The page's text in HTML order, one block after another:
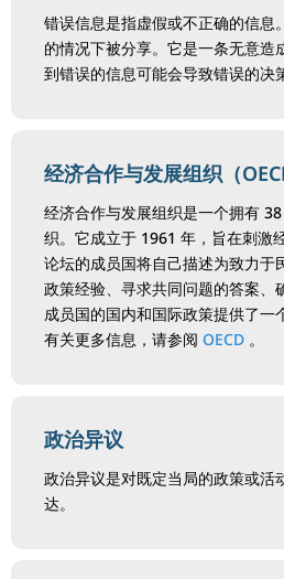
错误信息是指虚假或不正确的信息
的情况下被分享。它是一条无意造
到错误的信息可能会导致错误的决
经济合作与发展组织（
经济合作与发展组织是一个拥有
织。它成立于 1961 年，旨在刺激
论坛的成员国将自己描述为致力于
政策经验、寻求共同问题的答案、
成员国的国内和国际政策提供了一
有关更多信息，请参阅 OECD 。
政治异议
政治异议是对既定当局的政策或活
达。